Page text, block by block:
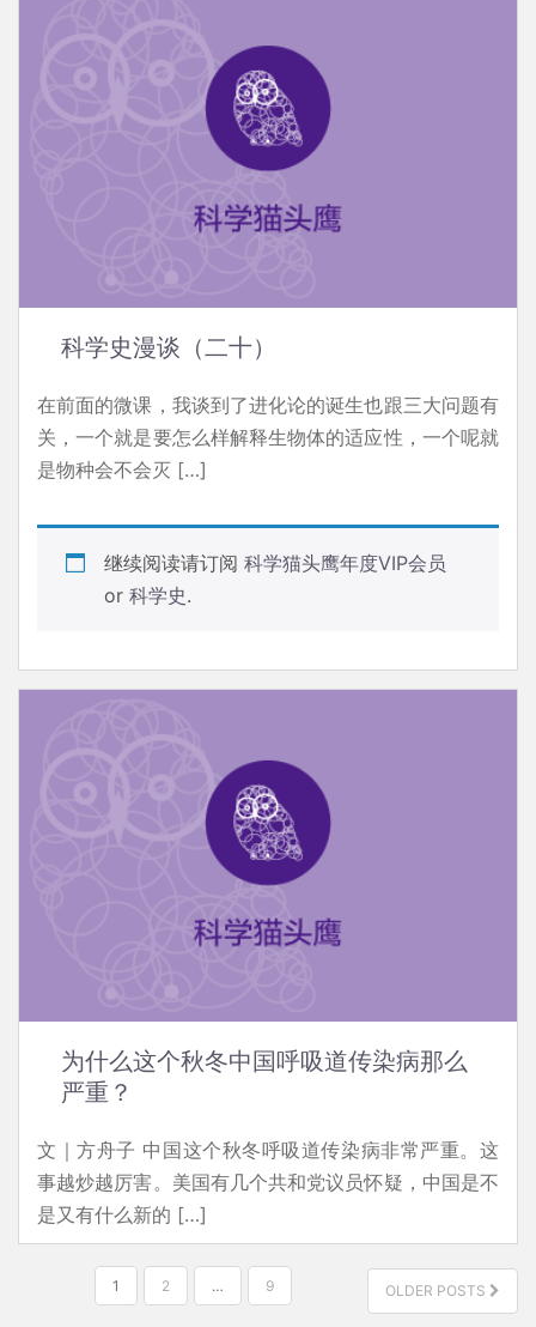
科学史漫谈（二十）
在前面的微课，我谈到了进化论的诞生也跟三大问题有
关，一个就是要怎么样解释生物体的适应性，一个呢就
是物种会不会灭 […]
继续阅读请订阅 科学猫头鹰年度VIP会员
or 科学史.
为什么这个秋冬中国呼吸道传染病那么
严重？
文｜方舟子 中国这个秋冬呼吸道传染病非常严重。这
事越炒越厉害。美国有几个共和党议员怀疑，中国是不
是又有什么新的 […]
1 2 … 9 OLDER POSTS